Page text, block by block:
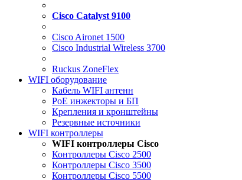
Cisco Catalyst 9100
Cisco Aironet 1500
Cisco Industrial Wireless 3700
Ruckus ZoneFlex
WIFI оборудование
Кабель WIFI антенн
PoE инжекторы и БП
Крепления и кронштейны
Резервные источники
WIFI контроллеры
WIFI контроллеры Cisco
Контроллеры Cisco 2500
Контроллеры Cisco 3500
Контроллеры Cisco 5500